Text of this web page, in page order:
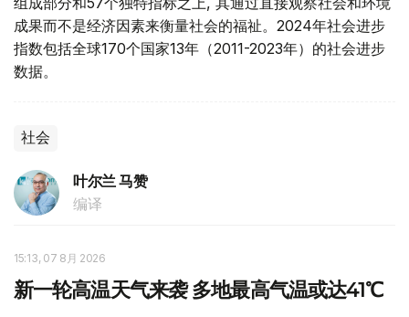
成果而不是经济因素来衡量社会的福祉。​2024年社会进步
指数包括全球170个国家13年（2011-2023年）的社会进步
数据。
社会
叶尔兰 马赞
编译
15:13, 07 8月 2026
新一轮高温天气来袭 多地最高气温或达41℃